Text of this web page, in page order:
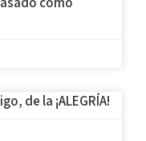
de la ¡ALEGRÍA!